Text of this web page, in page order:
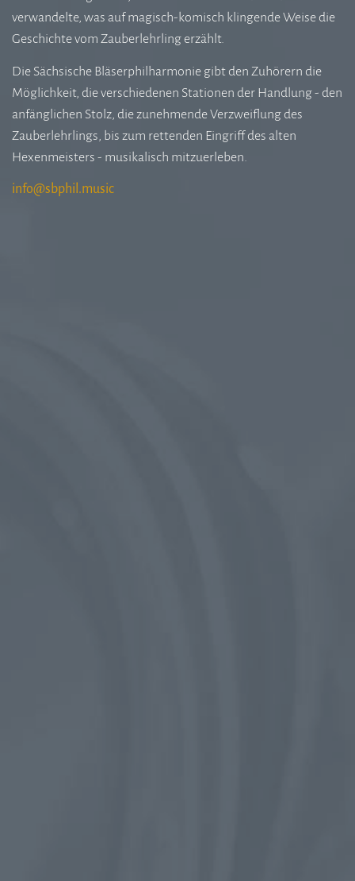
verwandelte, was auf magisch-komisch klingende Weise die
Geschichte vom Zauberlehrling erzählt.
Die Sächsische Bläserphilharmonie gibt den Zuhörern die
Möglichkeit, die verschiedenen Stationen der Handlung - den
anfänglichen Stolz, die zunehmende Verzweiflung des
Zauberlehrlings, bis zum rettenden Eingriff des alten
Hexenmeisters - musikalisch mitzuerleben.